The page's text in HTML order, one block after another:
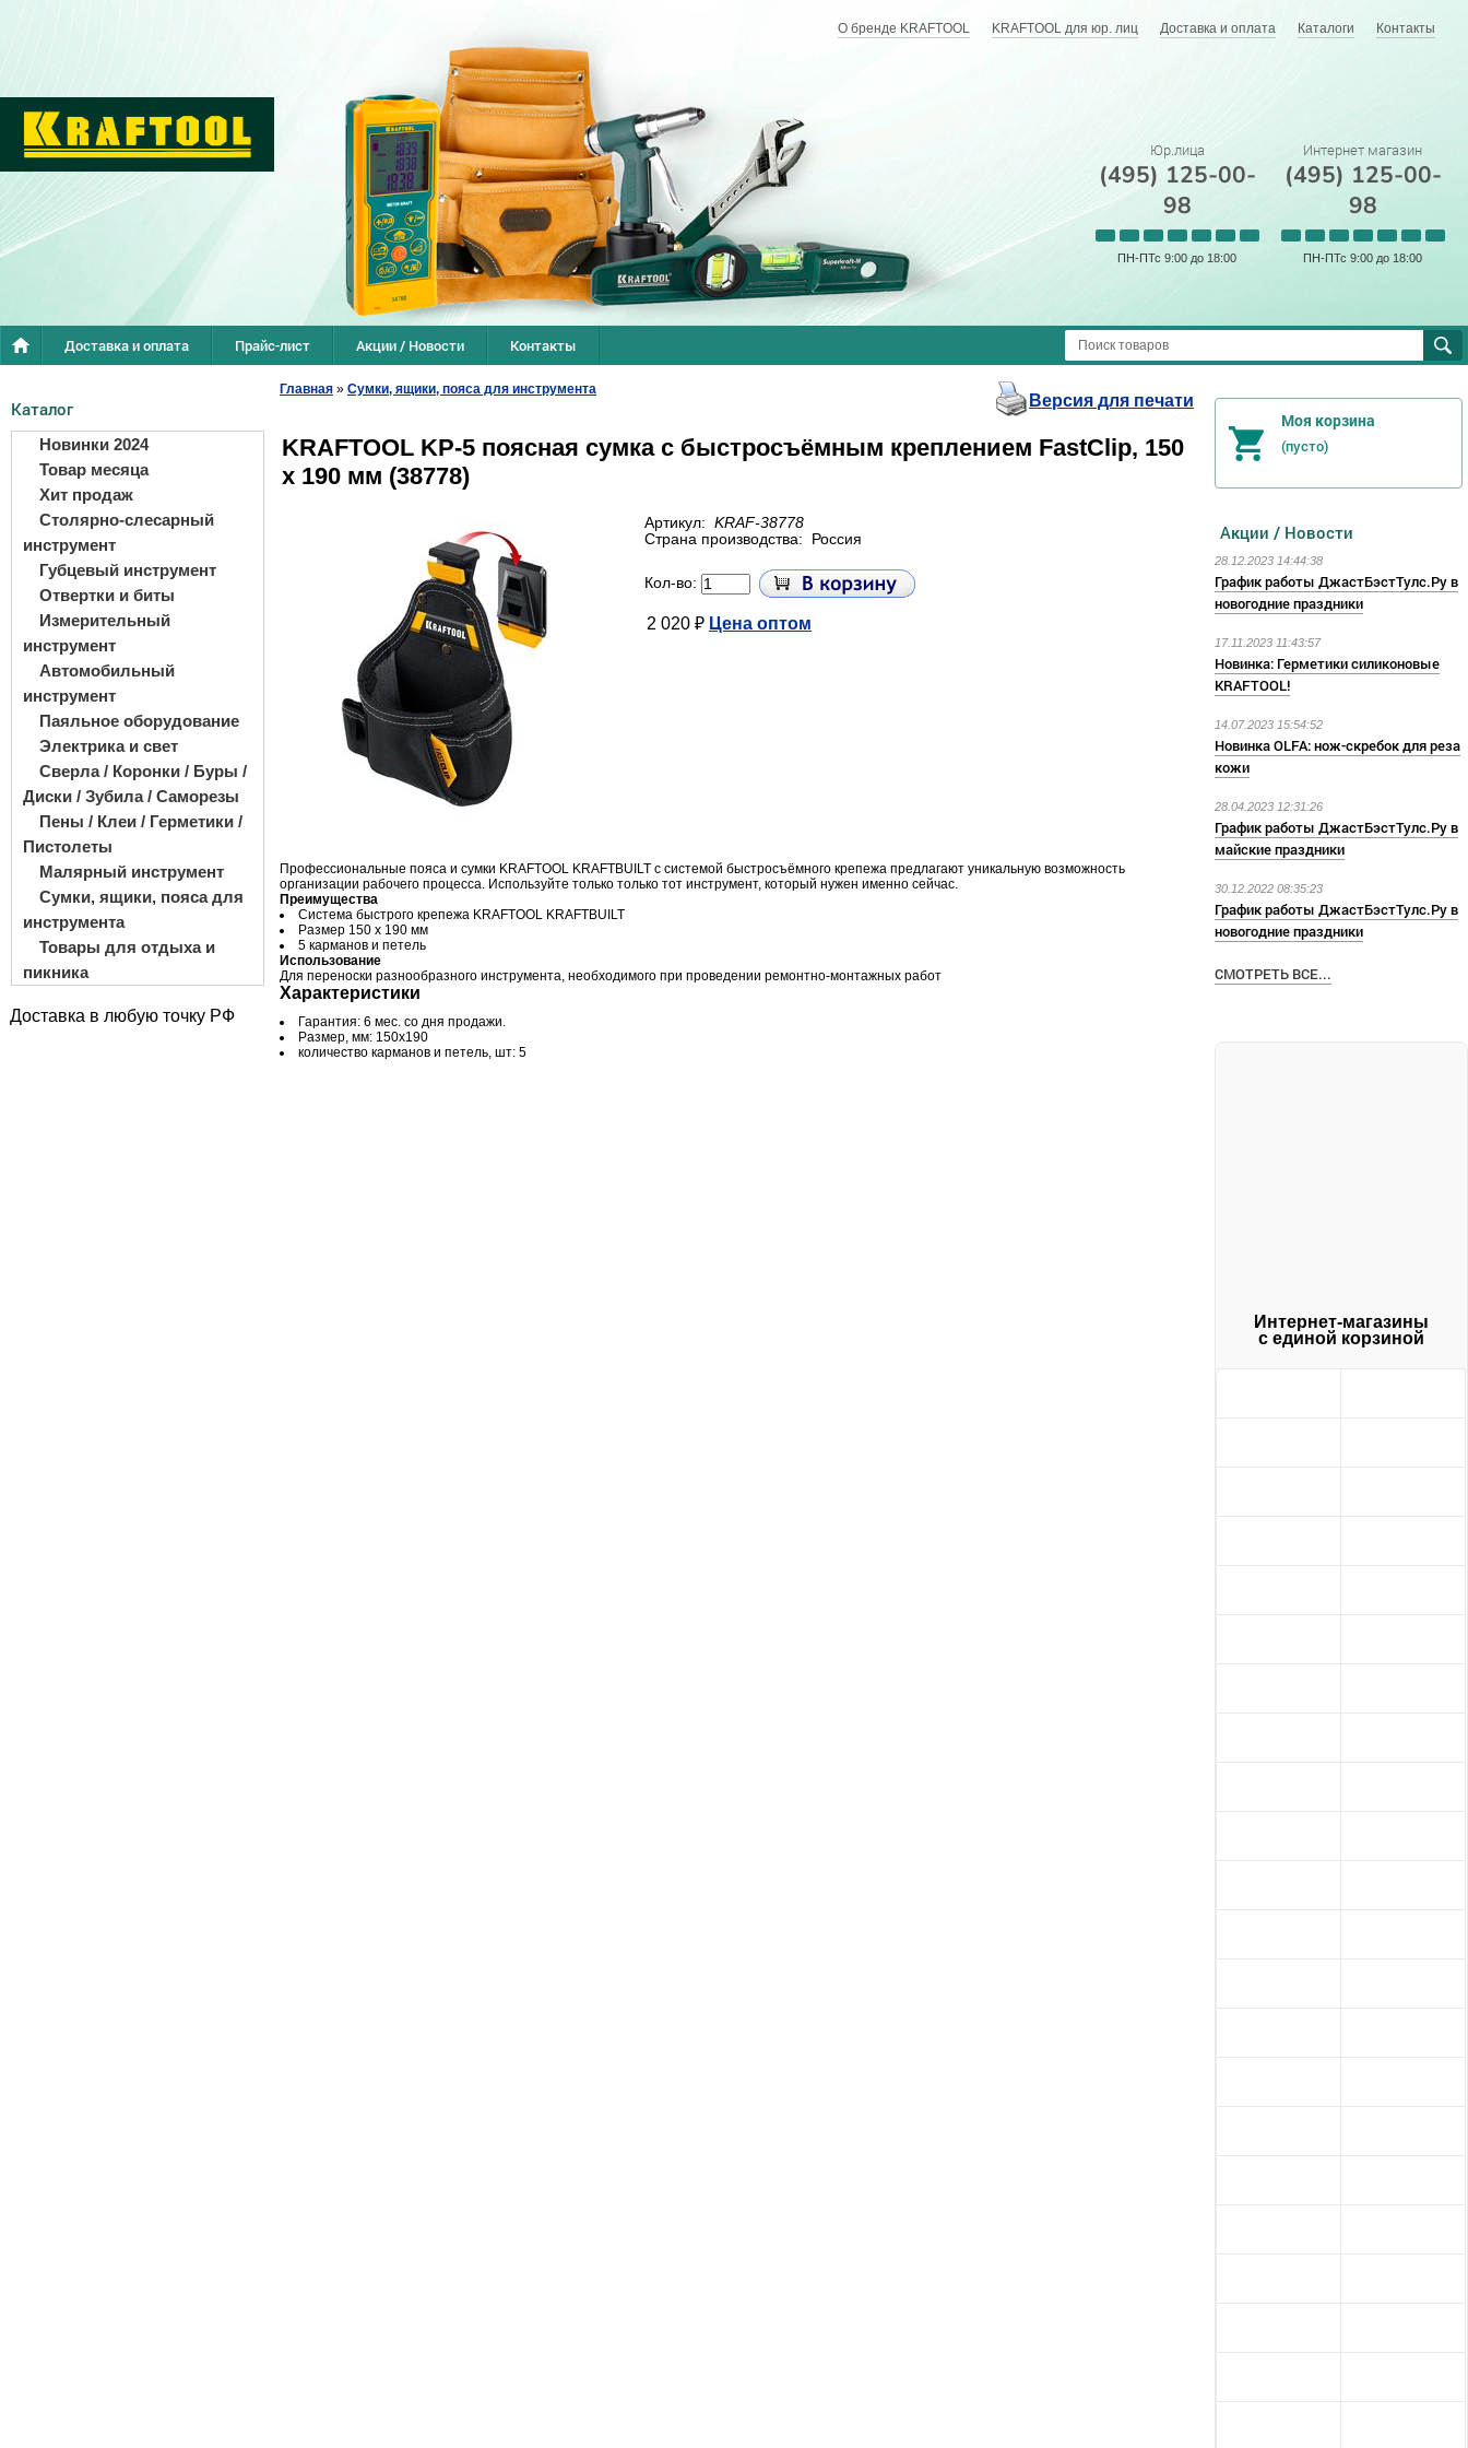
О бренде KRAFTOOL KRAFTOOL для юр. лиц Доставка и оплата Каталоги Контакты
Юр.лица
(495) 125-00-
98
ПН-ПТс 9:00 до 18:00
Интернет магазин
(495) 125-00-
98
ПН-ПТс 9:00 до 18:00
Доставка и оплата Прайс-лист Акции / Новости Контакты
Каталог
Новинки 2024
Товар месяца
Хит продаж
Столярно-слесарный
инструмент
Губцевый инструмент
Отвертки и биты
Измерительный
инструмент
Автомобильный
инструмент
Паяльное оборудование
Электрика и свет
Сверла / Коронки / Буры /
Диски / Зубила / Саморезы
Пены / Клеи / Герметики /
Пистолеты
Малярный инструмент
Сумки, ящики, пояса для
инструмента
Товары для отдыха и
пикника
Доставка в любую точку РФ
Главная » Сумки, ящики, пояса для инструмента
Версия для печати
KRAFTOOL KP-5 поясная сумка с быстросъёмным креплением FastClip, 150
х 190 мм (38778)
Артикул: KRAF-38778
Страна производства:
Россия
Кол-во:
2 020 ₽ Цена оптом
Профессиональные пояса и сумки KRAFTOOL KRAFTBUILT с системой быстросъёмного крепежа предлагают уникальную возможность
организации рабочего процесса. Используйте только только тот инструмент, который нужен именно сейчас.
Преимущества
Система быстрого крепежа KRAFTOOL KRAFTBUILT
Размер 150 х 190 мм
5 карманов и петель
Использование
Для переноски разнообразного инструмента, необходимого при проведении ремонтно-монтажных работ
Характеристики
Гарантия: 6 мес. со дня продажи.
Размер, мм: 150х190
количество карманов и петель, шт: 5
Моя корзина
(пусто)
Акции / Новости
28.12.2023 14:44:38
График работы ДжастБэстТулс.Ру в
новогодние праздники
17.11.2023 11:43:57
Новинка: Герметики силиконовые
KRAFTOOL!
14.07.2023 15:54:52
Новинка OLFA: нож-скребок для реза
кожи
28.04.2023 12:31:26
График работы ДжастБэстТулс.Ру в
майские праздники
30.12.2022 08:35:23
График работы ДжастБэстТулс.Ру в
новогодние праздники
СМОТРЕТЬ ВСЕ...
Интернет-магазины
с единой корзиной